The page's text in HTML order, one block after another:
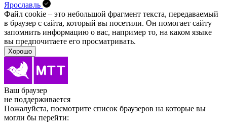
Ярославль
Файл cookie – это небольшой фрагмент текста, передава­емый
в браузер с сайта, который вы посетили. Он помо­гает сайту
запомнить информацию о вас, например то, на каком языке
вы предпочитаете его просматривать.
Хорошо
Ваш браузер
не поддерживается
Пожалуйста, посмотрите список браузеров на которые вы
могли бы перейти: